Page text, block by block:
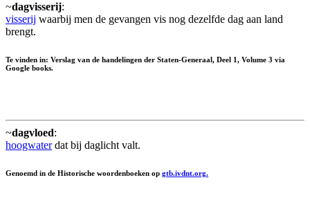
~dagvisserij:
visserij waarbij men de gevangen vis nog dezelfde dag aan land
brengt.
Te vinden in: Verslag van de handelingen der Staten-Generaal, Deel 1, Volume 3 via
Google books.
~dagvloed:
hoogwaterdat bij daglicht valt.
Genoemd in de Historische woordenboeken op gtb.ivdnt.org.